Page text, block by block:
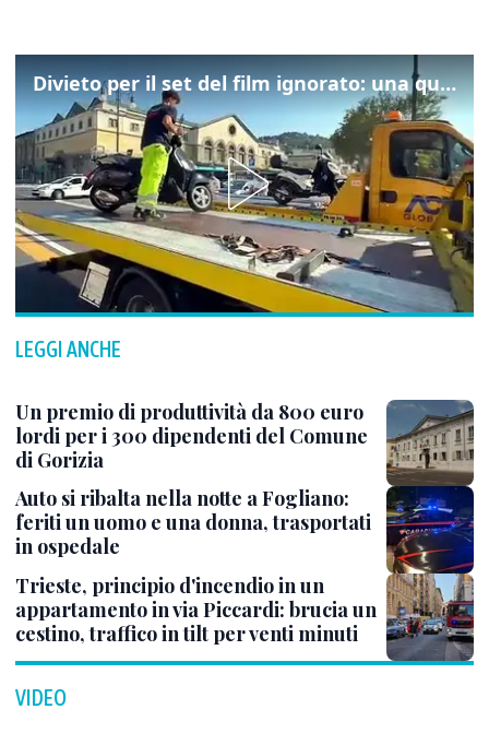
Divieto per il set del film ignorato: una quarantina gli scooter rimossi a Trieste
LEGGI ANCHE
Un premio di produttività da 800 euro
lordi per i 300 dipendenti del Comune
di Gorizia
Auto si ribalta nella notte a Fogliano:
feriti un uomo e una donna, trasportati
in ospedale
Trieste, principio d'incendio in un
appartamento in via Piccardi: brucia un
cestino, traffico in tilt per venti minuti
VIDEO